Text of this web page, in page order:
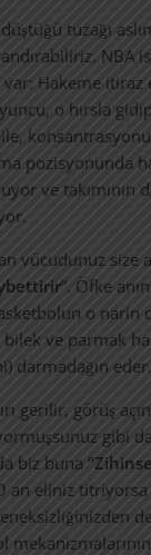
tuzağı
NBA
var: Hakeme itiraz
o hırsla
konsantrasyonu
pozisyonunda
ve takımının
vücudunuz size
”. Öfke
o narin
bilek ve parmak
darmadağın eder.
gerilir, görüş
gibi
biz buna
an eliniz titriyorsa